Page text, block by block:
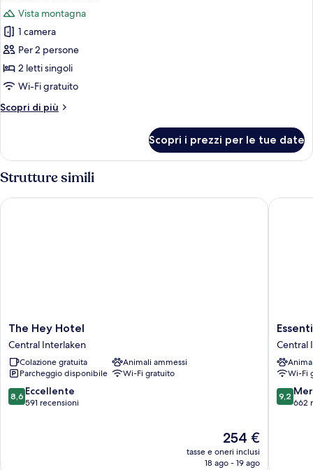
le
foto
per
Monolocale
Deluxe
Vista montagna
1 camera
Per 2 persone
2 letti singoli
Wi-Fi gratuito
Scopri di più
Altri
Deluxe
Scopri i prezzi per le tue date
Strutture simili
The
Hey
Hotel
Central
Interlaken
The Hey Hotel
Central Interlaken
Colazione gratuita
Animali ammessi
Parcheggio disponibile
Wi-Fi gratuito
8.6
su
8,6 Eccellente
591 recensioni
Il
prezzo
attuale
254 €
tasse e oneri inclusi
18 ago - 19 ago
The Hey Hotel
Essential
by
Dorint
Central
Central
Wi-Fi
9.2
su
9,2
662